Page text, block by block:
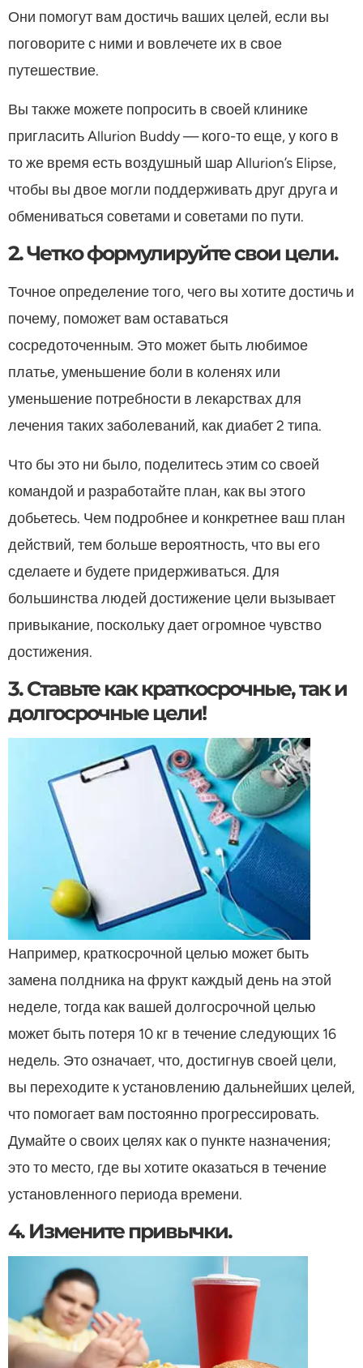
Они помогут вам достичь ваших целей, если вы
поговорите с ними и вовлечете их в свое
путешествие.
Вы также можете попросить в своей клинике
пригласить Allurion Buddy — кого-то еще, у кого в
то же время есть воздушный шар Allurion’s Elipse,
чтобы вы двое могли поддерживать друг друга и
обмениваться советами и советами по пути.
2. Четко формулируйте свои цели.
Точное определение того, чего вы хотите достичь и
почему, поможет вам оставаться
сосредоточенным. Это может быть любимое
платье, уменьшение боли в коленях или
уменьшение потребности в лекарствах для
лечения таких заболеваний, как диабет 2 типа.
Что бы это ни было, поделитесь этим со своей
командой и разработайте план, как вы этого
добьетесь. Чем подробнее и конкретнее ваш план
действий, тем больше вероятность, что вы его
сделаете и будете придерживаться. Для
большинства людей достижение цели вызывает
привыкание, поскольку дает огромное чувство
достижения.
3. Ставьте как краткосрочные, так и
долгосрочные цели!
Например, краткосрочной целью может быть
замена полдника на фрукт каждый день на этой
неделе, тогда как вашей долгосрочной целью
может быть потеря 10 кг в течение следующих 16
недель. Это означает, что, достигнув своей цели,
вы переходите к установлению дальнейших целей,
что помогает вам постоянно прогрессировать.
Думайте о своих целях как о пункте назначения;
это то место, где вы хотите оказаться в течение
установленного периода времени.
4. Измените привычки.